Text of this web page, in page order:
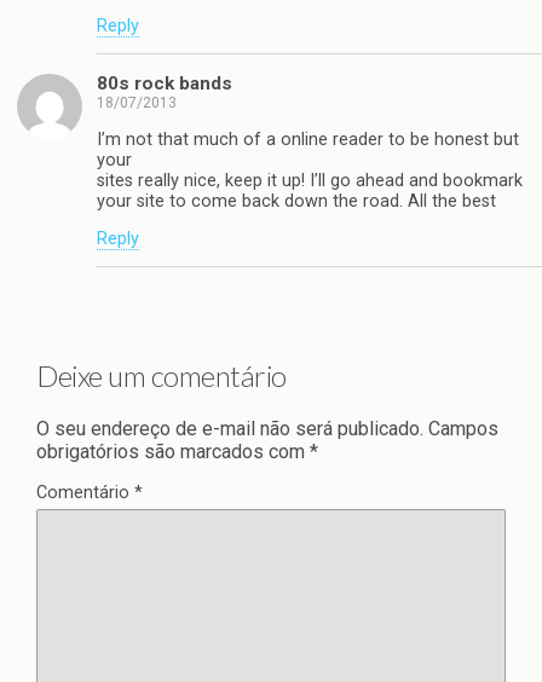
Reply
80s rock bands
18/07/2013
I’m not that much of a online reader to be honest but
your
sites really nice, keep it up! I’ll go ahead and bookmark
your site to come back down the road. All the best
Reply
Deixe um comentário
O seu endereço de e-mail não será publicado. Campos
obrigatórios são marcados com *
Comentário *